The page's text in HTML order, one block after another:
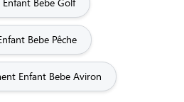
Bebe Pêche
Enfant Bebe Aviron